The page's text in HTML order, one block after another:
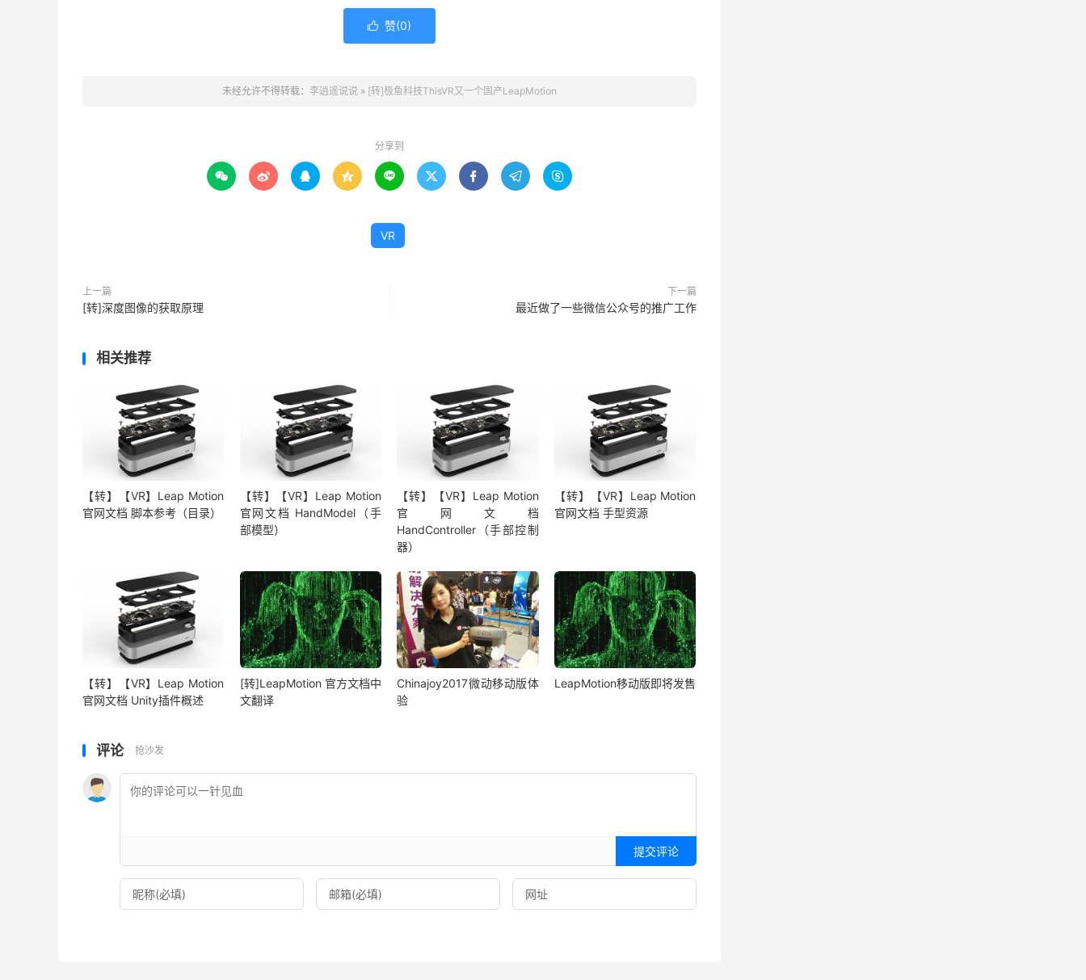
 赞(0)
未经允许不得转载： 李逍遥说说 » [转]极鱼科技ThisVR又一个国产LeapMotion
分享到
        
VR
上一篇
[转]深度图像的获取原理
下一篇
最近做了一些微信公众号的推广工作
相关推荐
【转】【VR】Leap Motion
官网文档 脚本参考（目录）
【转】【VR】Leap Motion
官网文档 HandModel（手
部模型）
【转】【VR】Leap Motion
官网文档
HandController（手部控制
器）
【转】【VR】Leap Motion
官网文档 手型资源
【转】【VR】Leap Motion
官网文档 Unity插件概述
[转]LeapMotion 官方文档中
文翻译
Chinajoy2017微动移动版体
验
LeapMotion移动版即将发售
评论 抢沙发
提交评论